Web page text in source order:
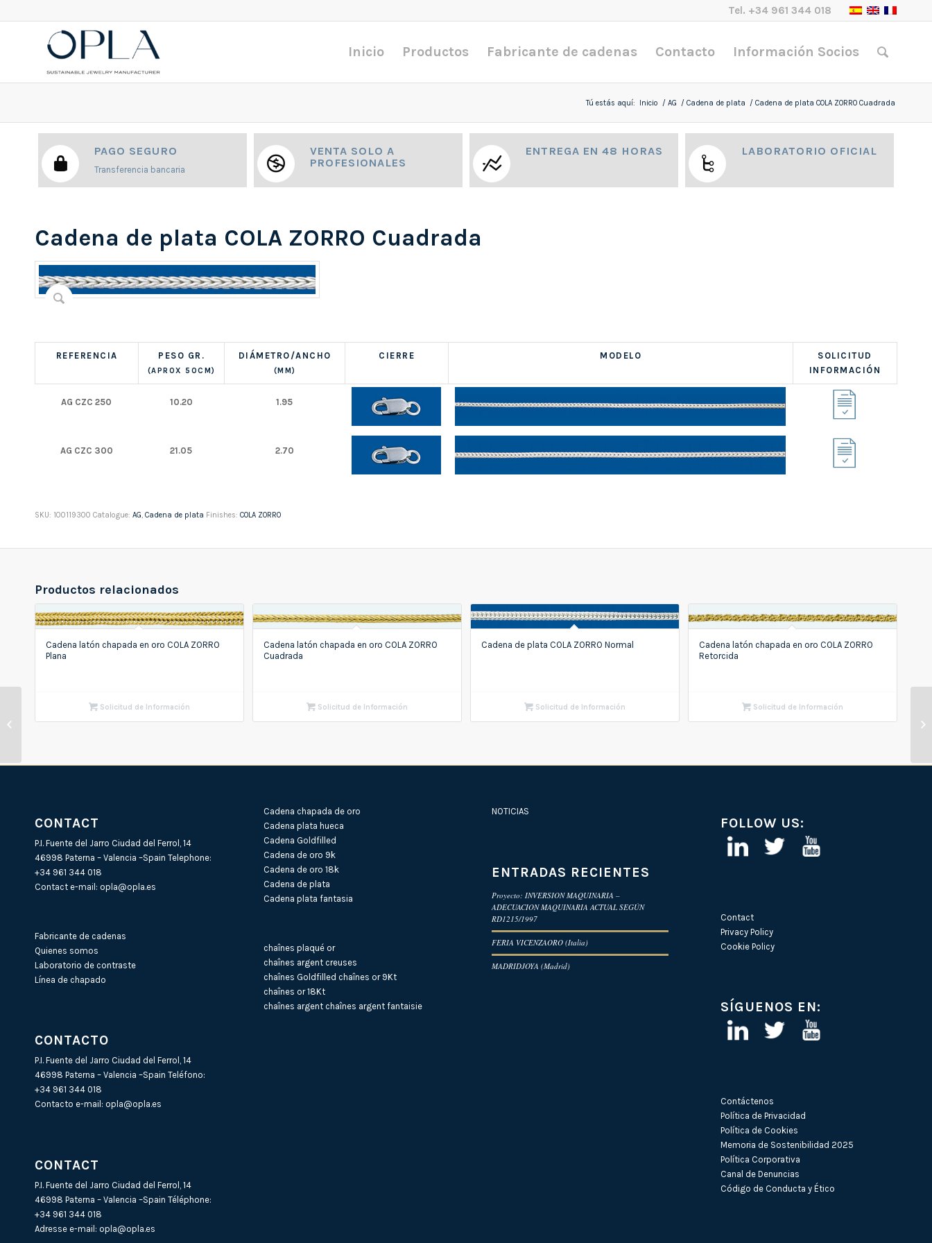
Tel. +34 961 344 018
Inicio Productos Fabricante de cadenas Contacto Información Socios
Tú estás aquí: Inicio / AG / Cadena de plata / Cadena de plata COLA ZORRO Cuadrada
PAGO SEGURO
Transferencia bancaria
VENTA SOLO A
PROFESIONALES
ENTREGA EN 48 HORAS LABORATORIO OFICIAL
Cadena de plata COLA ZORRO Cuadrada
REFERENCIA PESO GR.
(APROX 50CM)
DIÁMETRO/ANCHO
(MM)
CIERRE MODELO
SOLICITUD
INFORMACIÓN
AG CZC 250 10.20 1.95
AG CZC 300 21.05 2.70
SKU: 100119300 Catalogue: AG, Cadena de plata Finishes: COLA ZORRO
Productos relacionados
Cadena latón chapada en oro COLA ZORRO
Plana
Solicitud de Información
Cadena latón chapada en oro COLA ZORRO
Cuadrada
Solicitud de Información
Cadena de plata COLA ZORRO Normal
Solicitud de Información
Cadena latón chapada en oro COLA ZORRO
Retorcida
Solicitud de Información
CONTACT
P.I. Fuente del Jarro Ciudad del Ferrol, 14
46998 Paterna – Valencia –Spain Telephone:
+34 961 344 018
Contact e-mail: opla@opla.es
Fabricante de cadenas
Quienes somos
Laboratorio de contraste
Línea de chapado
CONTACTO
P.I. Fuente del Jarro Ciudad del Ferrol, 14
46998 Paterna – Valencia –Spain Teléfono:
+34 961 344 018
Contacto e-mail: opla@opla.es
CONTACT
P.I. Fuente del Jarro Ciudad del Ferrol, 14
46998 Paterna – Valencia –Spain Téléphone:
+34 961 344 018
Adresse e-mail: opla@opla.es
Cadena chapada de oro
Cadena plata hueca
Cadena Goldfilled
Cadena de oro 9k
Cadena de oro 18k
Cadena de plata
Cadena plata fantasia
chaînes plaqué or
chaînes argent creuses
chaînes Goldfilled chaînes or 9Kt
chaînes or 18Kt
chaînes argent chaînes argent fantaisie
NOTICIAS
ENTRADAS RECIENTES
Proyecto: INVERSION MAQUINARIA –
ADECUACION MAQUINARIA ACTUAL SEGÚN
RD1215/1997
FERIA VICENZAORO (Italia)
MADRIDJOYA (Madrid)
FOLLOW US:
Contact
Privacy Policy
Cookie Policy
SÍGUENOS EN:
Contáctenos
Política de Privacidad
Política de Cookies
Memoria de Sostenibilidad 2025
Política Corporativa
Canal de Denuncias
Código de Conducta y Ético